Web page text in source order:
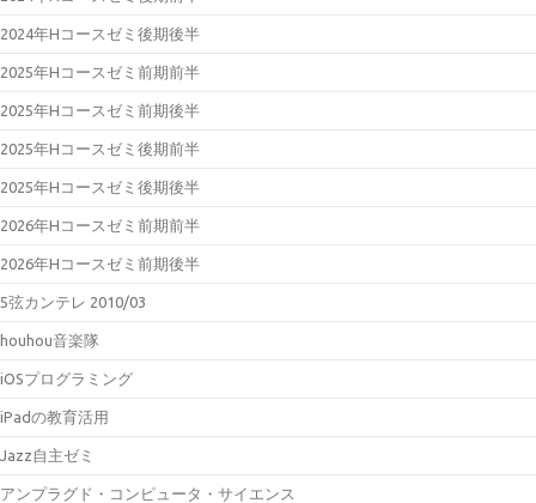
2024年Hコースゼミ後期後半
2025年Hコースゼミ前期前半
2025年Hコースゼミ前期後半
2025年Hコースゼミ後期前半
2025年Hコースゼミ後期後半
2026年Hコースゼミ前期前半
2026年Hコースゼミ前期後半
5弦カンテレ 2010/03
houhou音楽隊
iOSプログラミング
iPadの教育活用
Jazz自主ゼミ
アンプラグド・コンピュータ・サイエンス